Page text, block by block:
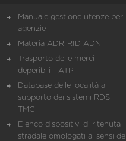
Manuale gestione utenze per
agenzie
Materia ADR-RID-ADN
Trasporto delle merci
deperibili - ATP
Database delle località a
supporto dei sistemi RDS
TMC
Elenco dispositivi di ritenuta
stradale omologati ai sensi del